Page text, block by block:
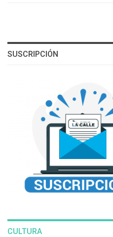
SUSCRIPCIÓN
CULTURA